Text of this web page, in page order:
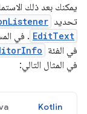
يمكنك بعد ذلك
تحديد
EditText
في الفئة
في المثال التالي:
Kotlin